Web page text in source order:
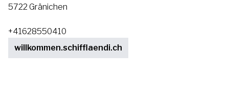
5722 Gränichen
+41628550410
willkommen.schifflaendi.ch